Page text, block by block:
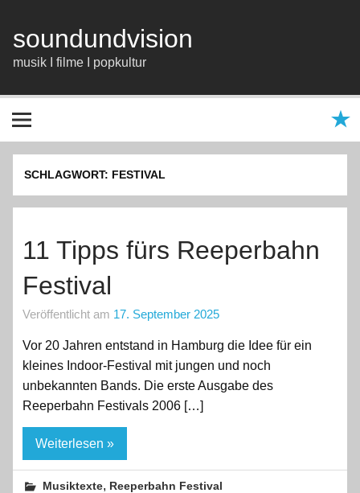
springen
soundundvision
musik I filme I popkultur
SCHLAGWORT: FESTIVAL
11 Tipps fürs Reeperbahn
Festival
Veröffentlicht am 17. September 2025
Vor 20 Jahren entstand in Hamburg die Idee für ein
kleines Indoor-Festival mit jungen und noch
unbekannten Bands. Die erste Ausgabe des
Reeperbahn Festivals 2006 […]
Weiterlesen »
Musiktexte, Reeperbahn Festival